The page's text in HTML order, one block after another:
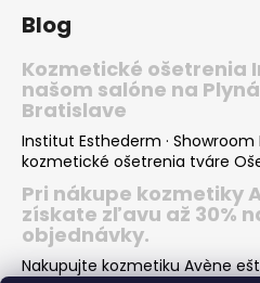
Blog
Kozmetické ošetrenia
našom salóne na
Bratislave
Institut Esthederm ·
kozmetické ošetrenia tváre
Pri nákupe kozmetiky
získate zľavu až 30%
objednávky.
Nakupujte kozmetiku Avène